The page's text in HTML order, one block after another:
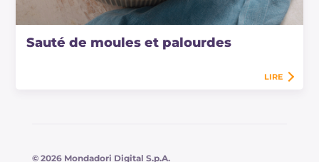
Sauté de moules et palourdes
LIRE
© 2026 Mondadori Digital S.p.A.